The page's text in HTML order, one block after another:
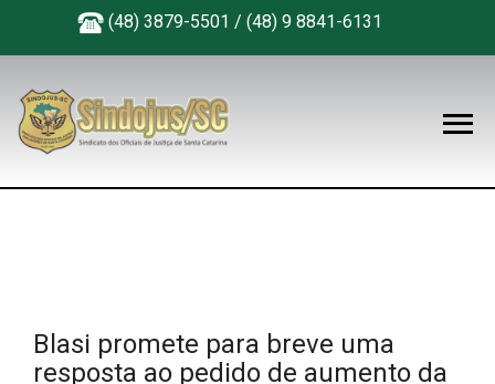
(48) 3879-5501 / (48) 9 8841-6131
Blasi promete para breve uma
resposta ao pedido de aumento da